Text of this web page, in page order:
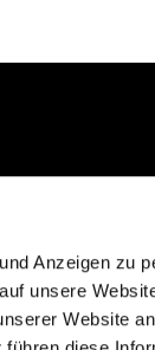
Anzeigen zu
unsere
Website
923130